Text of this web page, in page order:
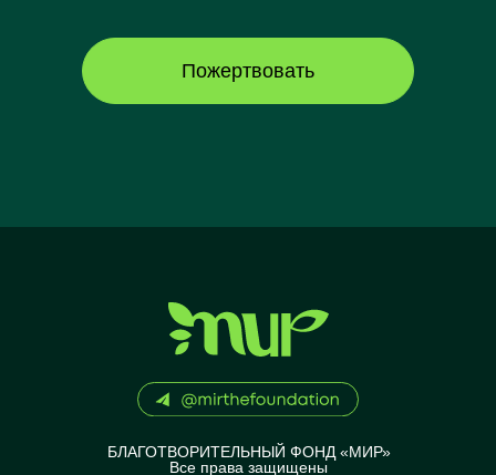
Пожертвовать
БЛАГОТВОРИТЕЛЬНЫЙ ФОНД «МИР»
Все права защищены